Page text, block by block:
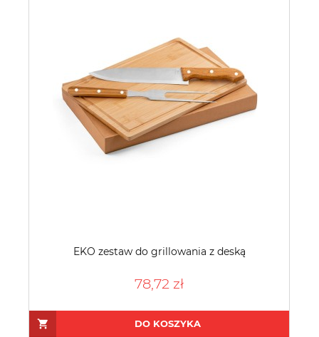
EKO zestaw do grillowania z deską
78,72 zł
DO KOSZYKA